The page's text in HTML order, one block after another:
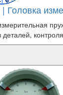
деталей,